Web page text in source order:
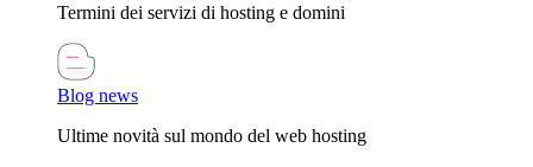
Termini dei servizi di hosting e domini
Blog news
Ultime novità sul mondo del web hosting